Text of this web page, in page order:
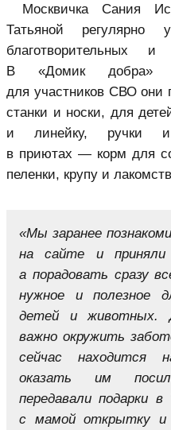
Москвичка Сания
Татьяной регулярно
благотворительных и
В «Домик добра»
для участников СВО они
станки и носки, для
и линейку, ручки
в приютах — корм для
пеленки, крупу и
«Мы заранее
на сайте и
а порадовать сразу
нужное и полезное
детей и животных.
важно окружить
сейчас находится
оказать им
передавали подарки
с мамой открытку и